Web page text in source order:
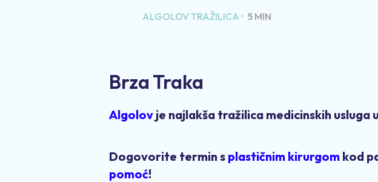
ALGOLOV TRAŽILICA • 5 MIN
Brza Traka
Algolov je najlakša tražilica medicinskih usluga
Dogovorite termin s plastičnim kirurgom kod
pomoć!